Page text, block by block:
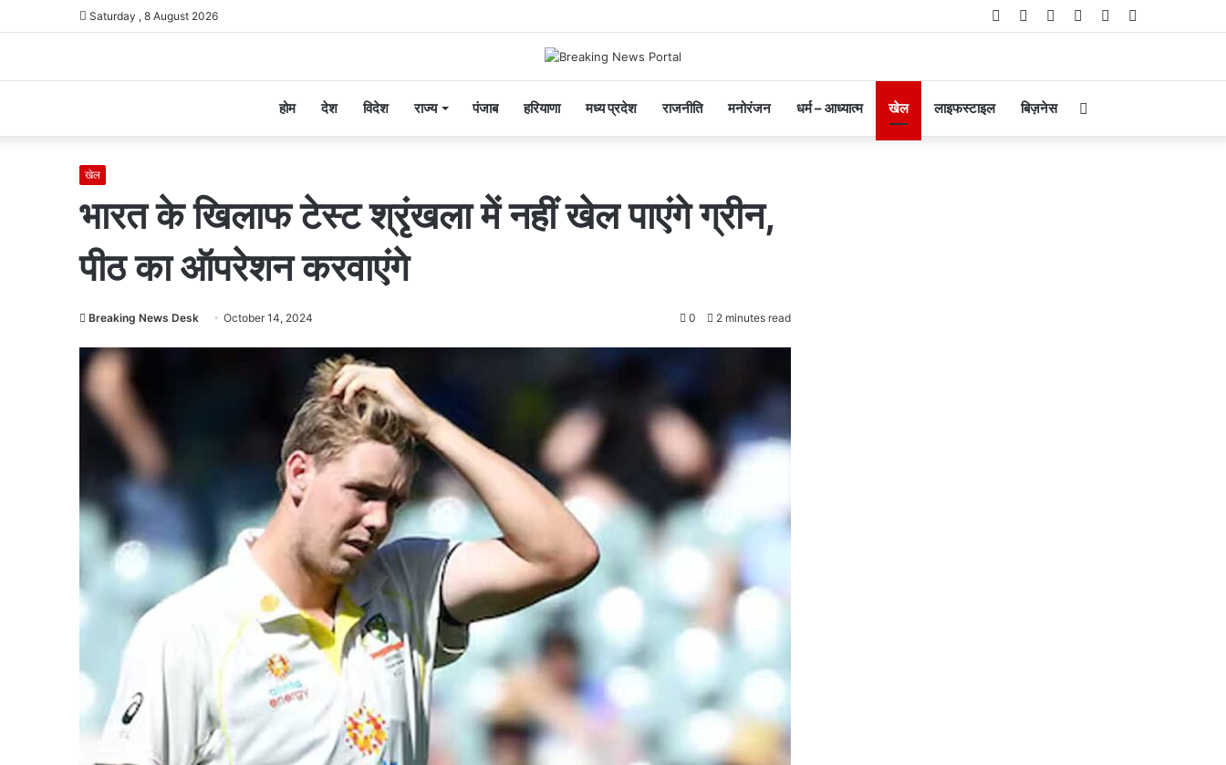
Saturday , 8 August 2026 Telegram
Instagram
YouTube
Twitter
Facebook
होम देश विदेश राज्य पंजाब हरियाणा मध्य प्रदेश राजनीति मनोरंजन धर्म – आध्यात्म खेल लाइफस्टाइल बिज़नेस
खेल
भारत के खिलाफ टेस्ट श्रृंखला में नहीं खेल पाएंगे ग्रीन,
पीठ का ऑपरेशन करवाएंगे
Breaking News Desk October 14, 2024 0 2 minutes read